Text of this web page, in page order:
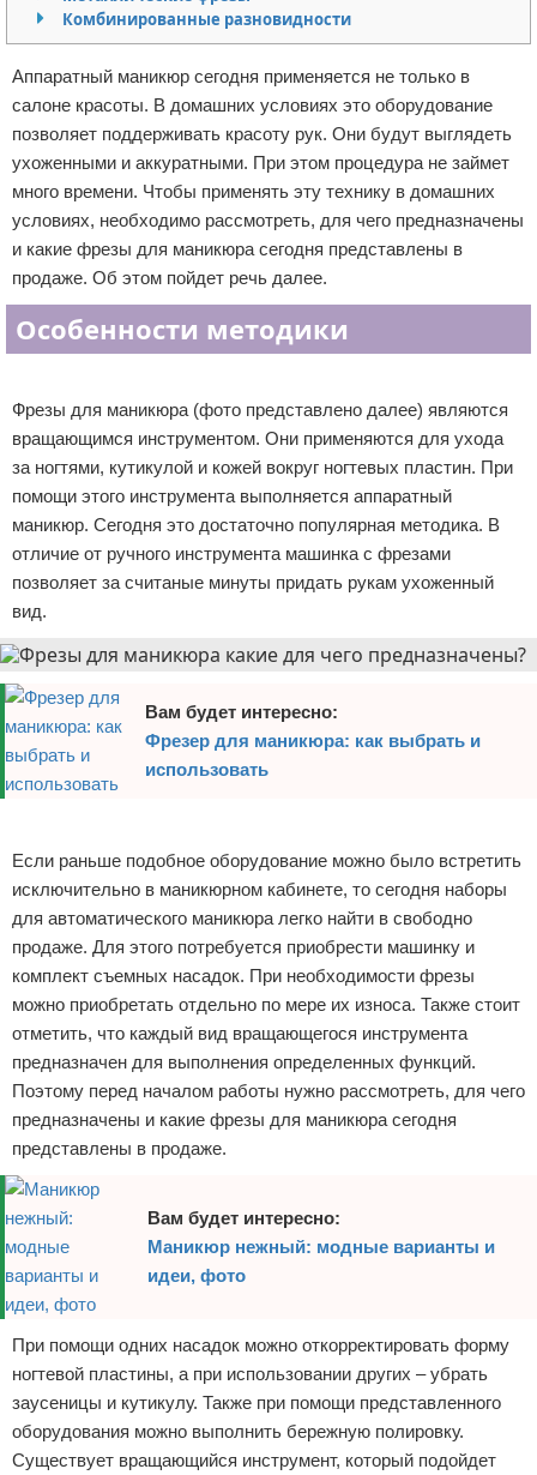
Уход за ногтями
Макияж
СПА процедуры
Парфюмерия
Прически
Разное
Уход за лицом
Хирургия
Отказ от ответственности
Комбинированные разновидности
Аппаратный маникюр сегодня применяется не только в
салоне красоты. В домашних условиях это оборудование
позволяет поддерживать красоту рук. Они будут выглядеть
ухоженными и аккуратными. При этом процедура не займет
много времени. Чтобы применять эту технику в домашних
условиях, необходимо рассмотреть, для чего предназначены
и какие фрезы для маникюра сегодня представлены в
продаже. Об этом пойдет речь далее.
Особенности методики
Фрезы для маникюра (фото представлено далее) являются
вращающимся инструментом. Они применяются для ухода
за ногтями, кутикулой и кожей вокруг ногтевых пластин. При
помощи этого инструмента выполняется аппаратный
маникюр. Сегодня это достаточно популярная методика. В
отличие от ручного инструмента машинка с фрезами
позволяет за считаные минуты придать рукам ухоженный
вид.
Вам будет интересно:
Фрезер для маникюра: как выбрать и
использовать
Если раньше подобное оборудование можно было встретить
исключительно в маникюрном кабинете, то сегодня наборы
для автоматического маникюра легко найти в свободно
продаже. Для этого потребуется приобрести машинку и
комплект съемных насадок. При необходимости фрезы
можно приобретать отдельно по мере их износа. Также стоит
отметить, что каждый вид вращающегося инструмента
предназначен для выполнения определенных функций.
Поэтому перед началом работы нужно рассмотреть, для чего
предназначены и какие фрезы для маникюра сегодня
представлены в продаже.
Вам будет интересно:
Маникюр нежный: модные варианты и
идеи, фото
При помощи одних насадок можно откорректировать форму
ногтевой пластины, а при использовании других – убрать
заусеницы и кутикулу. Также при помощи представленного
оборудования можно выполнить бережную полировку.
Существует вращающийся инструмент, который подойдет